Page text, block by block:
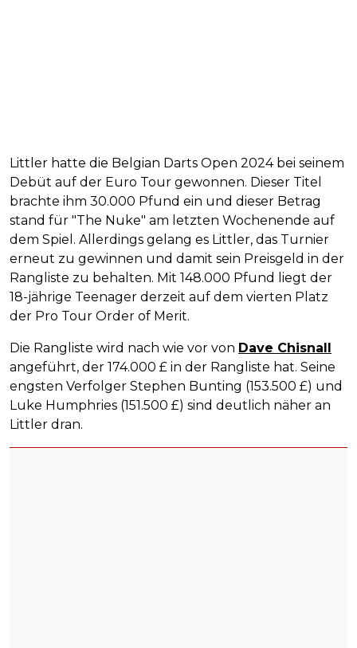
Littler hatte die Belgian Darts Open 2024 bei seinem
Debüt auf der Euro Tour gewonnen. Dieser Titel
brachte ihm 30.000 Pfund ein und dieser Betrag
stand für "The Nuke" am letzten Wochenende auf
dem Spiel. Allerdings gelang es Littler, das Turnier
erneut zu gewinnen und damit sein Preisgeld in der
Rangliste zu behalten. Mit 148.000 Pfund liegt der
18-jährige Teenager derzeit auf dem vierten Platz
der Pro Tour Order of Merit.
Die Rangliste wird nach wie vor von Dave Chisnall
angeführt, der 174.000 £ in der Rangliste hat. Seine
engsten Verfolger Stephen Bunting (153.500 £) und
Luke Humphries (151.500 £) sind deutlich näher an
Littler dran.